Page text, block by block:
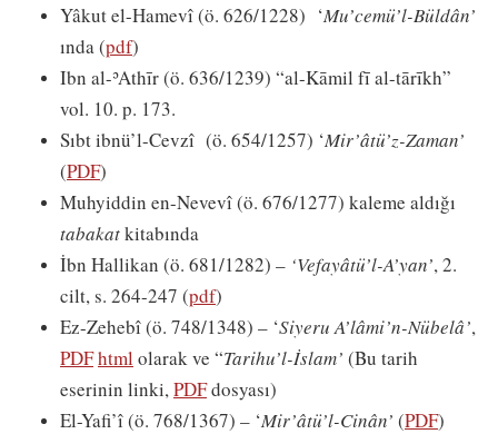
Yâkut el-Hamevî (ö. 626/1228) ‘Mu’cemü’l-Büldân’
ında (pdf)
Ibn al-ʾAthīr (ö. 636/1239) “al-Kāmil fī al-tārīkh”
vol. 10. p. 173.
Sıbt ibnü’l-Cevzî (ö. 654/1257) ‘Mir’âtü’z-Zaman’
(PDF)
Muhyiddin en-Nevevî (ö. 676/1277) kaleme aldığı
tabakatkitabında
İbn Hallikan (ö. 681/1282) – ‘Vefayâtü’l-A’yan’, 2.
cilt, s. 264-247 (pdf)
Ez-Zehebî (ö. 748/1348) – ‘Siyeru A’lâmi’n-Nübelâ’,
PDFhtml olarak ve “Tarihu’l-İslam’ (Bu tarih
eserinin linki,PDFdosyası)
El-Yafi’î (ö. 768/1367) – ‘Mir’âtü’l-Cinân’ (PDF)